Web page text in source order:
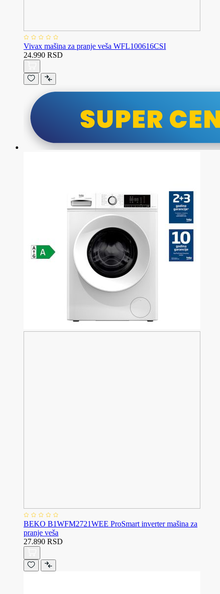
Vivax mašina za pranje veša WFL100616CSI
24.990 RSD
BEKO B1WFM2721WEE ProSmart inverter mašina za
pranje veša
27.890 RSD